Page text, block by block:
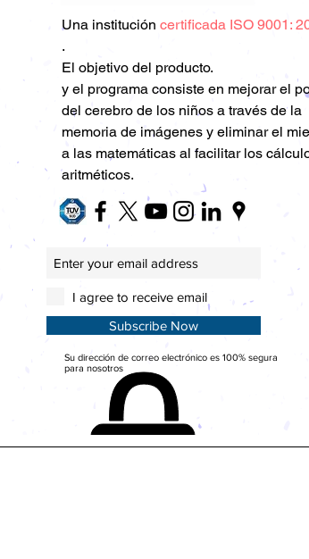
Una institución certificada ISO 9001:
.
El objetivo del producto.
y el programa consiste en mejorar el
del cerebro de los niños a través de la
memoria de imágenes y eliminar el
a las matemáticas al facilitar los
aritméticos.
I agree to receive email
Subscribe Now
Su dirección de correo electrónico es 100% segura
para nosotros